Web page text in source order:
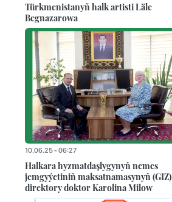
Türkmenistanyň halk artisti Läle
Begnazarowa
10.06.25 - 06:27
Halkara hyzmatdaşlygynyň nemes
jemgyýetiniň maksatnamasynyň (GIZ)
direktory doktor Karolina Milow